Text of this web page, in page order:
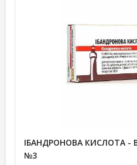
ІБАНДРОНОВА КИСЛОТА -
№3